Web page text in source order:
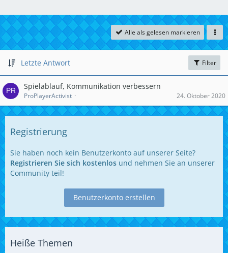
Alle als gelesen markieren
Letzte Antwort Filter
Spielablauf, Kommunikation verbessern
ProPlayerActivist 24. Oktober 2020
Registrierung
Sie haben noch kein Benutzerkonto auf unserer Seite?
Registrieren Sie sich kostenlos und nehmen Sie an unserer
Community teil!
Benutzerkonto erstellen
Heiße Themen